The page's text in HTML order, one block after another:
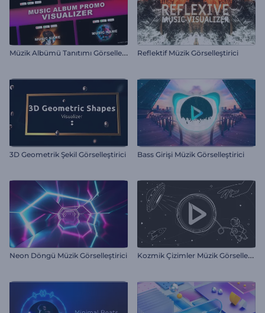
M
üzik Albümü Tanıtımı Görselleştirici Reflektif Müzik Görselleştirici
3D Geometrik Şekil Görselleştirici Bass Girişi Müzik Görselleştirici
Neon Döngü Müzik Görselleştirici K
ozmik Çizimler Müzik Görselleştirici